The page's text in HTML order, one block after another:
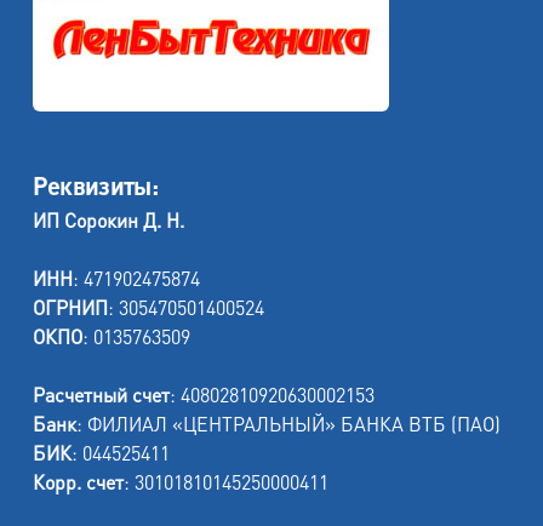
Реквизиты:
ИП Сорокин Д. Н.
ИНН: 471902475874
ОГРНИП: 305470501400524
ОКПО: 0135763509
Расчетный счет: 40802810920630002153
Банк: ФИЛИАЛ «ЦЕНТРАЛЬНЫЙ» БАНКА ВТБ (ПАО)
БИК: 044525411
Корр. счет: 30101810145250000411